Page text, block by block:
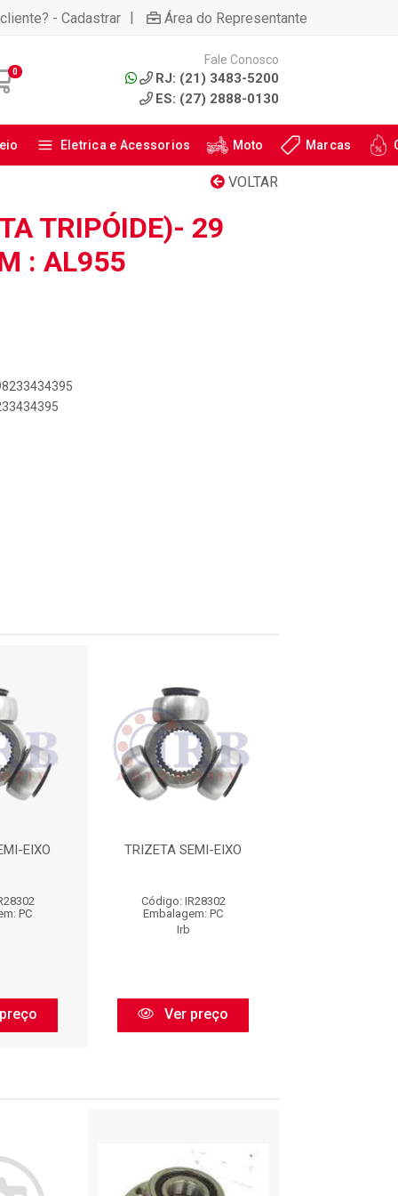
- Cadastrar | Área do Representante
0
Fale Conosco
RJ: (21) 3483-5200
ES: (27) 2888-0130
Eletrica e Acessorios Moto Marcas
VOLTAR
TRIPÓIDE)- 29
: AL955
EIXO
PC
TRIZETA SEMI-EIXO
Código: IR28302
Embalagem: PC
Irb
Ver preço